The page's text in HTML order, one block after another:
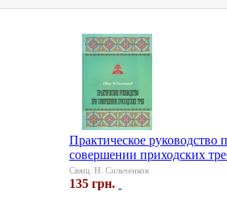
Практическое руководство
совершении приходских
Свящ. Н. Сильченков
135 грн.